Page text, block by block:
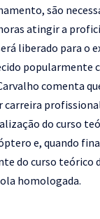
são
atingir a
liberado para o
popularmente
comenta
carreira
do curso
e, quando
do curso teórico
homologada.